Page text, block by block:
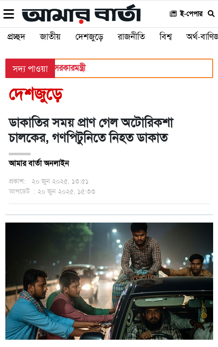
ই-পেপার
প্রচ্ছদ জাতীয় দেশজুড়ে রাজনীতি বিশ্ব অর্থ-
সদ্য পাওয়া
স্থানীয় সরকারমন্ত্রী
দেশজুড়ে
ডাকাতির সময় প্রাণ গেল অটোরিকশা
চালকের, গণপিটুনিতে নিহত ডাকাত
আমার বার্তা অনলাইন
প্রকাশ:
২০ জুন ২০২৫, ১৩:৫১
আপডেট : ২০ জুন ২০২৫, ১৫:৩৩